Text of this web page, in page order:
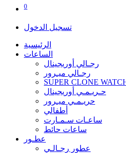
0
تسجيل الدخول
الرئيسية
الساعات
رجـالي أوريجينال
رجـالي ميـرور
SUPER CLONE
حـريـمـي أوريجينال
حريـمـي ميـرور
أطفالي
ساعـات سـمـارت
ساعات حائط
عطـور
عطور رجـالـي